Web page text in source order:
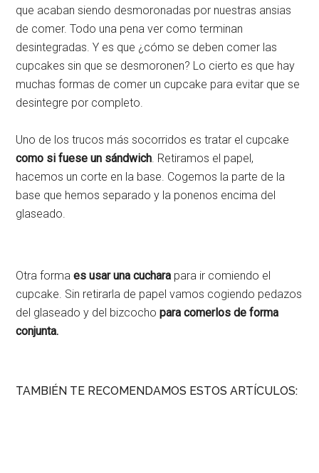
que acaban siendo desmoronadas por nuestras ansias
de comer. Todo una pena ver como terminan
desintegradas. Y es que ¿cómo se deben comer las
cupcakes sin que se desmoronen? Lo cierto es que hay
muchas formas de comer un cupcake para evitar que se
desintegre por completo.
Uno de los trucos más socorridos es tratar el cupcake
como si fuese un sándwich. Retiramos el papel,
hacemos un corte en la base. Cogemos la parte de la
base que hemos separado y la ponenos encima del
glaseado.
Otra forma es usar una cuchara para ir comiendo el
cupcake. Sin retirarla de papel vamos cogiendo pedazos
del glaseado y del bizcochopara comerlos de forma
conjunta.
TAMBIÉN TE RECOMENDAMOS ESTOS ARTÍCULOS: